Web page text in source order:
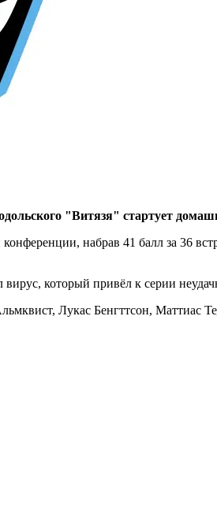
"Витязя" стартует
набрав 41 балл за 36
который привёл к серии
Лукас Бенгттсон, Маттиас